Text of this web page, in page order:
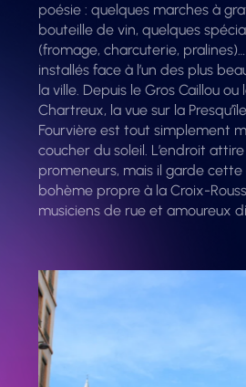
poésie : quelques marches à
bouteille de vin, quelques
(fromage, charcuterie,
installés face à l’un des plus
la ville. Depuis le Gros Caillou ou
Chartreux, la vue sur la
Fourvière est tout simplement
coucher du soleil. L’endroit
promeneurs, mais il garde
bohème propre à la Croix-
musiciens de rue et amoureux